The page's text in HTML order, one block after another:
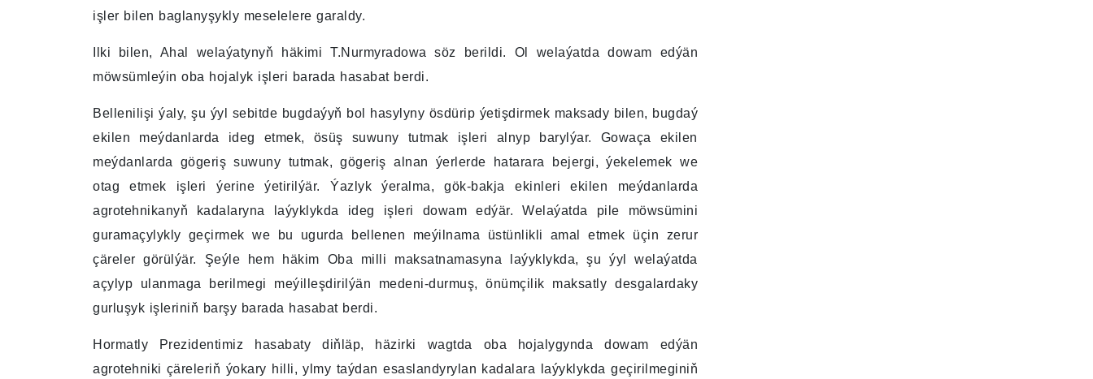
işler bilen baglanyşykly meselelere garaldy.
Ilki bilen, Ahal welaýatynyň häkimi T.Nurmyradowa söz berildi. Ol welaýatda dowam edýän
möwsümleýin oba hojalyk işleri barada hasabat berdi.
Bellenilişi ýaly, şu ýyl sebitde bugdaýyň bol hasylyny ösdürip ýetişdirmek maksady bilen, bugdaý
ekilen meýdanlarda ideg etmek, ösüş suwuny tutmak işleri alnyp barylýar. Gowaça ekilen
meýdanlarda gögeriş suwuny tutmak, gögeriş alnan ýerlerde hatarara bejergi, ýekelemek we
otag etmek işleri ýerine ýetirilýär. Ýazlyk ýeralma, gök-bakja ekinleri ekilen meýdanlarda
agrotehnikanyň kadalaryna laýyklykda ideg işleri dowam edýär. Welaýatda pile möwsümini
guramaçylykly geçirmek we bu ugurda bellenen meýilnama üstünlikli amal etmek üçin zerur
çäreler görülýär. Şeýle hem häkim Oba milli maksatnamasyna laýyklykda, şu ýyl welaýatda
açylyp ulanmaga berilmegi meýilleşdirilýän medeni-durmuş, önümçilik maksatly desgalardaky
gurluşyk işleriniň barşy barada hasabat berdi.
Hormatly Prezidentimiz hasabaty diňläp, häzirki wagtda oba hojalygynda dowam edýän
agrotehniki çäreleriň ýokary hilli, ylmy taýdan esaslandyrylan kadalara laýyklykda geçirilmeginiň